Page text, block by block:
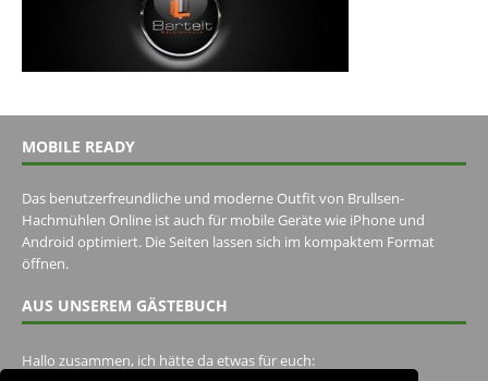
MOBILE READY
Das benutzerfreundliche und moderne Outfit von Brullsen-
Hachmühlen Online ist auch für mobile Geräte wie iPhone und
Android optimiert. Die Seiten lassen sich im kompaktem Format
öffnen.
AUS UNSEREM GÄSTEBUCH
Hallo zusammen, ich hätte da etwas für euch: